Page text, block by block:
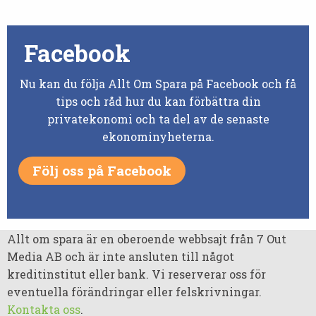
Facebook
Nu kan du följa Allt Om Spara på Facebook och få
tips och råd hur du kan förbättra din
privatekonomi och ta del av de senaste
ekonominyheterna.
Följ oss på Facebook
Allt om spara är en oberoende webbsajt från 7 Out
Media AB och är inte ansluten till något
kreditinstitut eller bank. Vi reserverar oss för
eventuella förändringar eller felskrivningar.
Kontakta oss.